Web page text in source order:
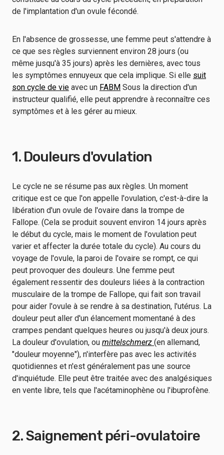
de l'implantation d'un ovule fécondé.
En l'absence de grossesse, une femme peut s'attendre à
ce que ses règles surviennent environ 28 jours (ou
même jusqu'à 35 jours) après les dernières, avec tous
les symptômes ennuyeux que cela implique. Si elle suit
son cycle de vie avec un FABM Sous la direction d'un
instructeur qualifié, elle peut apprendre à reconnaître ces
symptômes et à les gérer au mieux.
1. Douleurs d'ovulation
Le cycle ne se résume pas aux règles. Un moment
critique est ce que l'on appelle l'ovulation, c'est-à-dire la
libération d'un ovule de l'ovaire dans la trompe de
Fallope. (Cela se produit souvent environ 14 jours après
le début du cycle, mais le moment de l'ovulation peut
varier et affecter la durée totale du cycle). Au cours du
voyage de l'ovule, la paroi de l'ovaire se rompt, ce qui
peut provoquer des douleurs. Une femme peut
également ressentir des douleurs liées à la contraction
musculaire de la trompe de Fallope, qui fait son travail
pour aider l'ovule à se rendre à sa destination, l'utérus. La
douleur peut aller d'un élancement momentané à des
crampes pendant quelques heures ou jusqu'à deux jours.
La douleur d'ovulation, ou mittelschmerz (en allemand,
"douleur moyenne"), n'interfère pas avec les activités
quotidiennes et n'est généralement pas une source
d'inquiétude. Elle peut être traitée avec des analgésiques
en vente libre, tels que l'acétaminophène ou l'ibuprofène.
2. Saignement péri-ovulatoire